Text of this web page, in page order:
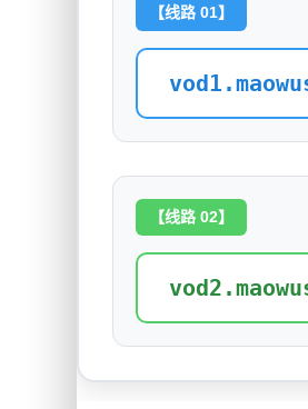
【线路 01】
【线路 02】